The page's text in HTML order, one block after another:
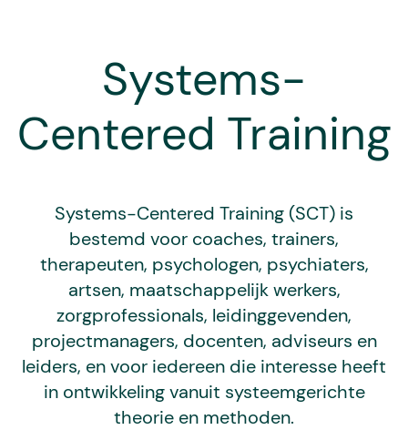
Systems-
Centered Training
Systems-Centered Training (SCT) is
bestemd voor coaches, trainers,
therapeuten, psychologen, psychiaters,
artsen, maatschappelijk werkers,
zorgprofessionals, leidinggevenden,
projectmanagers, docenten, adviseurs en
leiders, en voor iedereen die interesse heeft
in ontwikkeling vanuit systeemgerichte
theorie en methoden.